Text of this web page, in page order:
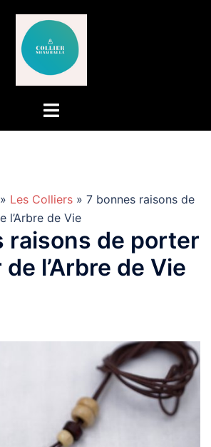
» Les Colliers » 7 bonnes raisons de
l’Arbre de Vie
raisons de porter
l’Arbre de Vie